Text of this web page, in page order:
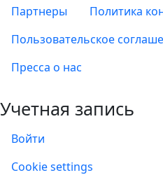
Партнеры
Политика
Пользовательское
Пресса о нас
Учетная запись
Войти
Учетная запись
Cookie settings